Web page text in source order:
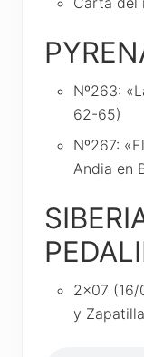
Nº263:
62-65)
Nº267:
Andia en
2×07 (16/
y